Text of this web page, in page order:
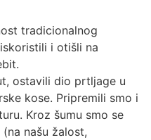
tradicionalnog
i otišli na
ostavili dio prtljage u
kose. Pripremili smo i
Kroz šumu smo se
našu žalost,